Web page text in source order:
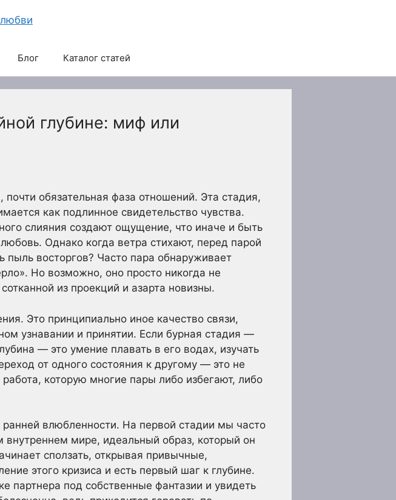
Блог Каталог статей
глубине: миф или
обязательная фаза отношений. Эта стадия,
как подлинное свидетельство чувства.
слияния создают ощущение, что иначе и быть
Однако когда ветра стихают, перед парой
пыль восторгов? Часто пара обнаруживает
Но возможно, оно просто никогда не
из проекций и азарта новизны.
Это принципиально иное качество связи,
узнавании и принятии. Если бурная стадия —
— это умение плавать в его водах, изучать
от одного состояния к другому — это не
которую многие пары либо избегают, либо
влюбленности. На первой стадии мы часто
мире, идеальный образ, который он
сползать, открывая привычные,
этого кризиса и есть первый шаг к глубине.
партнера под собственные фантазии и увидеть